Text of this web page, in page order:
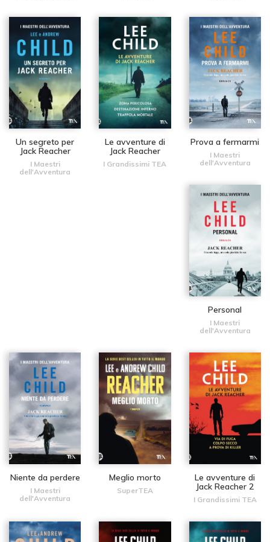
Un segreto per
Jack Reacher
I Maestri
dell'Avventura
Le avventure di
Jack Reacher
I Grandissimi TEA
Prova a fermarmi
I Maestri
dell'Avventura
Personal
I Maestri
dell'Avventura
Niente da perdere
I Maestri
dell'Avventura
Meglio morto
SuperTEA
Le avventure di
Jack Reacher 2
I Grandissimi TEA